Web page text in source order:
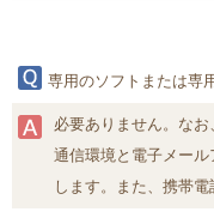
専用のソフトまたは専
必要ありません。な
通信環境と電子メー
します。また、携帯電